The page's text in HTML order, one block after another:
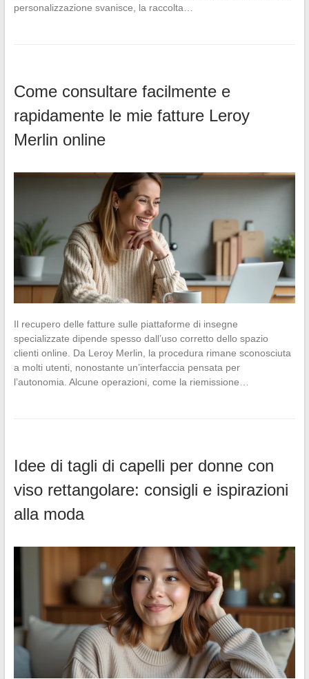
personalizzazione svanisce, la raccolta…
Come consultare facilmente e
rapidamente le mie fatture Leroy
Merlin online
Il recupero delle fatture sulle piattaforme di insegne
specializzate dipende spesso dall’uso corretto dello spazio
clienti online. Da Leroy Merlin, la procedura rimane sconosciuta
a molti utenti, nonostante un’interfaccia pensata per
l’autonomia. Alcune operazioni, come la riemissione…
Idee di tagli di capelli per donne con
viso rettangolare: consigli e ispirazioni
alla moda